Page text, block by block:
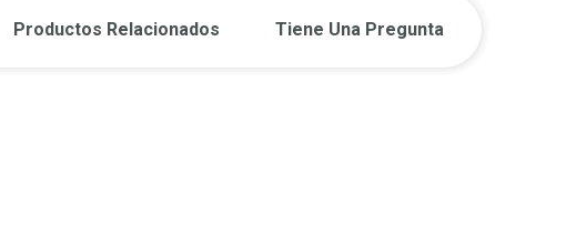
Productos Relacionados Tiene Una Pregunta